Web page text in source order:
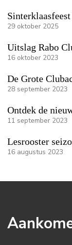
29 oktober 2025
Uitslag Rabo
16 oktober 2023
De Grote
28 september 2023
Ontdek de
11 september 2023
Lesrooster
16 augustus 2023